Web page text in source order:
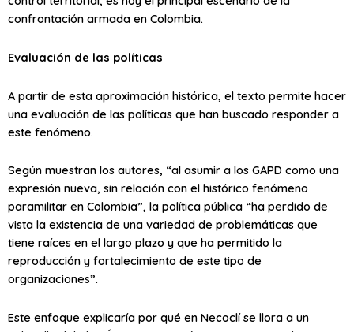
confrontación armada en Colombia.
Evaluación de las políticas
A partir de esta aproximación histórica, el texto permite hacer
una evaluación de las políticas que han buscado responder a
este fenómeno.
Según muestran los autores, “al asumir a los GAPD como una
expresión nueva, sin relación con el histórico fenómeno
paramilitar en Colombia”, la política pública “ha perdido de
vista la existencia de una variedad de problemáticas que
tiene raíces en el largo plazo y que ha permitido la
reproducción y fortalecimiento de este tipo de
organizaciones”.
Este enfoque explicaría por qué en Necoclí se llora a un